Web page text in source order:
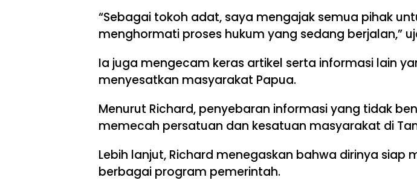
“Sebagai tokoh adat, saya mengajak semua pihak
menghormati proses hukum yang sedang berjalan,”
Ia juga mengecam keras artikel serta informasi lain
menyesatkan masyarakat Papua.
Menurut Richard, penyebaran informasi yang tidak
memecah persatuan dan kesatuan masyarakat di
Lebih lanjut, Richard menegaskan bahwa dirinya siap
berbagai program pemerintah.